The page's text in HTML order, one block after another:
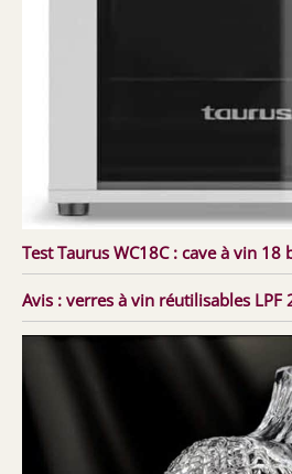
Test Taurus WC18C : cave à vin
Avis : verres à vin réutilisables LPF